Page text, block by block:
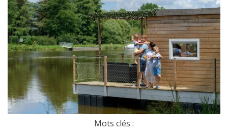
Mots clés :